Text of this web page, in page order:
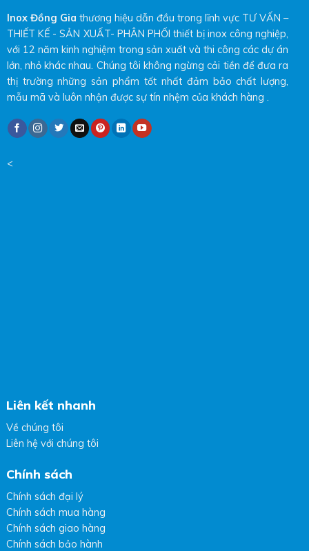
Inox Đồng Gia thương hiệu dẫn đầu trong lĩnh vực TƯ VẤN –
THIẾT KẾ - SẢN XUẤT- PHÂN PHỐI thiết bị inox công nghiệp,
với 12 năm kinh nghiệm trong sản xuất và thi công các dự án
lớn, nhỏ khác nhau. Chúng tôi không ngừng cải tiền để đưa ra
thị trường những sản phẩm tốt nhất đảm bảo chất lượng,
mẫu mã và luôn nhận được sự tín nhệm của khách hàng .
<
Liên kết nhanh
Về chúng tôi
Liên hệ với chúng tôi
Chính sách
Chính sách đại lý
Chính sách mua hàng
Chính sách giao hàng
Chính sách bảo hành